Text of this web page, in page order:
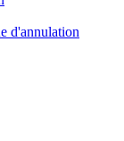
d'annulation